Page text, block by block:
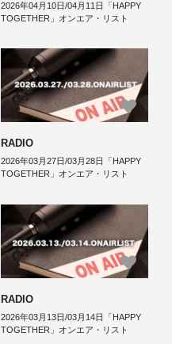
2026年04月10日/04月11日「HAPPY
TOGETHER」オンエア・リスト
RADIO
2026年03月27日/03月28日「HAPPY
TOGETHER」オンエア・リスト
RADIO
2026年03月13日/03月14日「HAPPY
TOGETHER」オンエア・リスト